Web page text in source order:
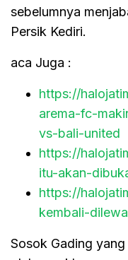
sebelumnya
Persik Kediri.
aca Juga :
https://
arema-fc-
vs-bali-united
https://
itu-akan-
https://
kembali-
Sosok Gading